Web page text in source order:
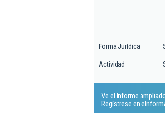
Forma Jurídica
Actividad
Ve el Informe
Regístrese en